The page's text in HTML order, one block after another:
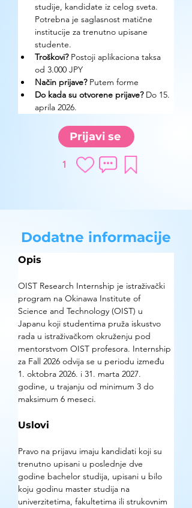
studije, kandidate iz celog sveta.
Potrebna je saglasnost matične
institucije za trenutno upisane
studente.
Troškovi? Postoji aplikaciona taksa
od 3.000 JPY
Način prijave? Putem forme
Do kada su otvorene prijave? Do 15.
aprila 2026.
Prijavi se
1
Dodatne informacije
Opis
OIST Research Internship je istraživački
program na Okinawa Institute of
Science and Technology (OIST) u
Japanu koji studentima pruža iskustvo
rada u istraživačkom okruženju pod
mentorstvom OIST profesora. Internship
za Fall 2026 odvija se u periodu između
1. oktobra 2026. i 31. marta 2027.
godine, u trajanju od minimum 3 do
maksimum 6 meseci.
Uslovi
Pravo na prijavu imaju kandidati koji su
trenutno upisani u poslednje dve
godine bachelor studija, upisani u bilo
koju godinu master studija na
univerzitetima, fakultetima ili strukovnim